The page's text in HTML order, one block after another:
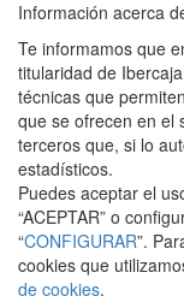
Información acerca
Te informamos que
titularidad de
técnicas que
que se ofrecen en el
terceros que, si lo
estadísticos.
Puedes aceptar el
“ACEPTAR” o
“CONFIGURAR”.
cookies que
de cookies.